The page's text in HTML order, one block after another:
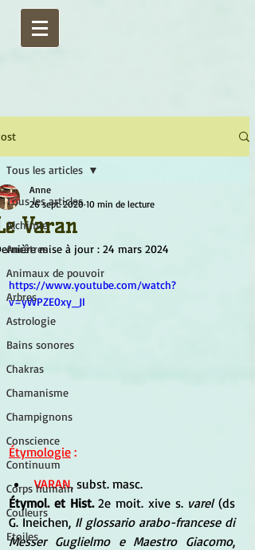
Tous les articles
Alchimie
Ancêtres
Animaux de pouvoir
Arbres
Astrologie
Bains sonores
Chakras
Chamanisme
Champignons
Conscience
Continuum
Corps humain
Couleurs
Etoiles
Tous les articles
Varan
Anne
26 sept. 2020 10 min de lecture
mise à jour : 24 mars 2024
https://www.youtube.com/watch?
v=yWPZE0xy_JI
Étymologie :
VARAN, subst. masc.
Étymol. et Hist. 2e moit. xive s. varel (ds
G. Ineichen, Il glossario arabo-francese di
Messer Guglielmo e Maestro Giacomo,